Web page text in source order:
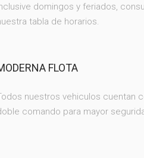
domingos y feriados,
tabla de horarios.
FLOTA
nuestros vehiculos cuentan
comando para mayor